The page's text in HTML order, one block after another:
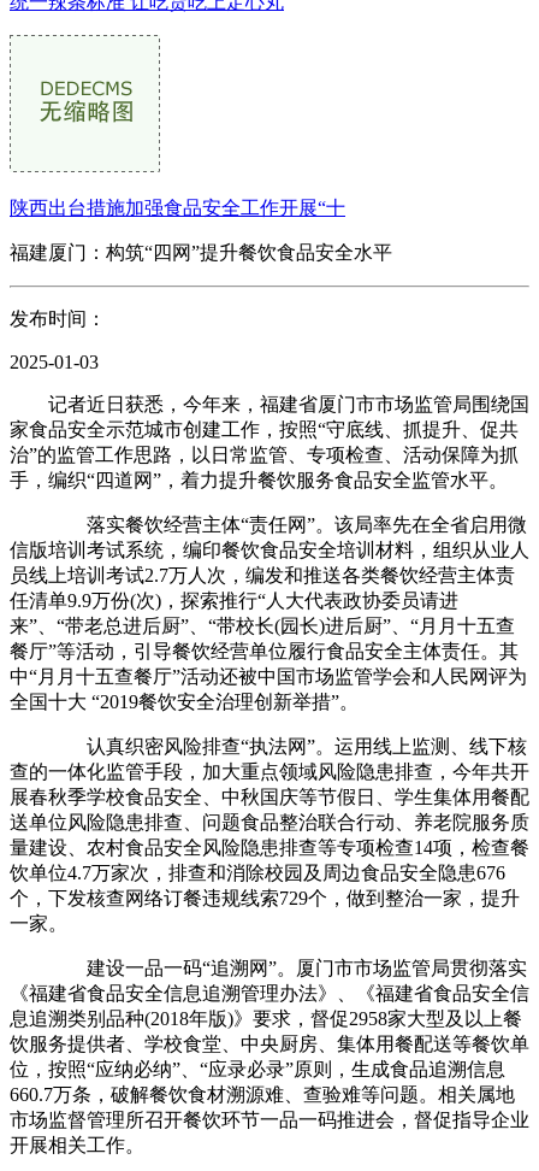
陕西出台措施加强食品安全工作开展“十
福建厦门：构筑“四网”提升餐饮食品安全水平
发布时间：
2025-01-03
记者近日获悉，今年来，福建省厦门市市场监管局围绕国
家食品安全示范城市创建工作，按照“守底线、抓提升、促共
治”的监管工作思路，以日常监管、专项检查、活动保障为抓
手，编织“四道网”，着力提升餐饮服务食品安全监管水平。
落实餐饮经营主体“责任网”。该局率先在全省启用微
信版培训考试系统，编印餐饮食品安全培训材料，组织从业人
员线上培训考试2.7万人次，编发和推送各类餐饮经营主体责
任清单9.9万份(次)，探索推行“人大代表政协委员请进
来”、“带老总进后厨”、“带校长(园长)进后厨”、“月月十五查
餐厅”等活动，引导餐饮经营单位履行食品安全主体责任。其
中“月月十五查餐厅”活动还被中国市场监管学会和人民网评为
全国十大 “2019餐饮安全治理创新举措”。
认真织密风险排查“执法网”。运用线上监测、线下核
查的一体化监管手段，加大重点领域风险隐患排查，今年共开
展春秋季学校食品安全、中秋国庆等节假日、学生集体用餐配
送单位风险隐患排查、问题食品整治联合行动、养老院服务质
量建设、农村食品安全风险隐患排查等专项检查14项，检查餐
饮单位4.7万家次，排查和消除校园及周边食品安全隐患676
个，下发核查网络订餐违规线索729个，做到整治一家，提升
一家。
建设一品一码“追溯网”。厦门市市场监管局贯彻落实
《福建省食品安全信息追溯管理办法》、《福建省食品安全信
息追溯类别品种(2018年版)》要求，督促2958家大型及以上餐
饮服务提供者、学校食堂、中央厨房、集体用餐配送等餐饮单
位，按照“应纳必纳”、“应录必录”原则，生成食品追溯信息
660.7万条，破解餐饮食材溯源难、查验难等问题。相关属地
市场监督管理所召开餐饮环节一品一码推进会，督促指导企业
开展相关工作。